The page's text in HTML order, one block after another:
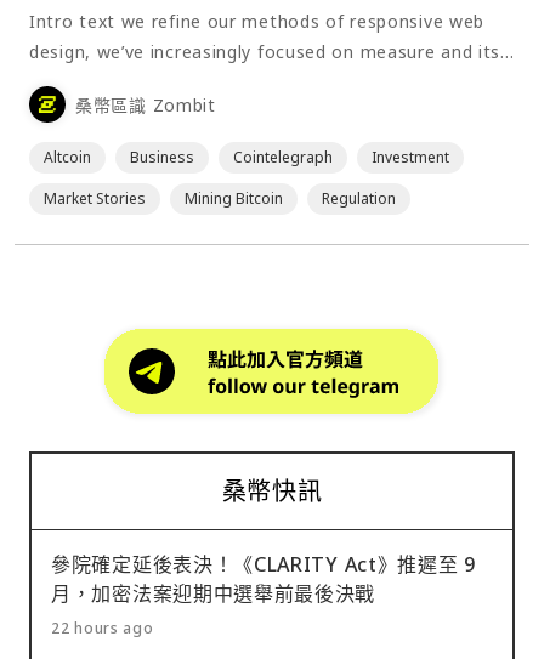
Intro text we refine our methods of responsive web
design, we’ve increasingly focused on measure and its
relationship to how people re⋯
桑幣區識 Zombit
Altcoin Business Cointelegraph
Investment
Market Stories
Mining Bitcoin Regulation
桑幣快訊
參院確定延後表決！《CLARITY Act》推遲至 9
月，加密法案迎期中選舉前最後決戰
22 hours ago